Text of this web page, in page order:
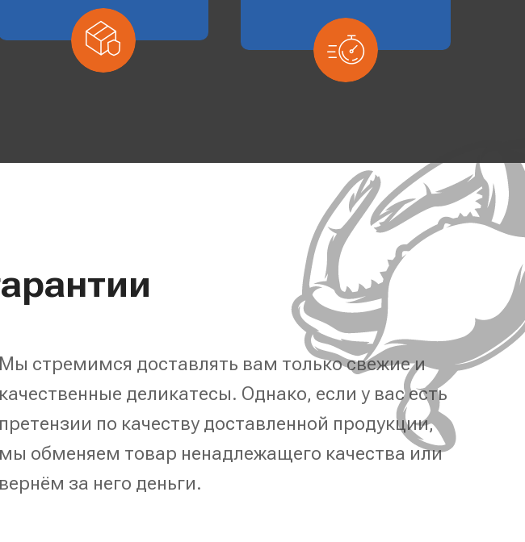
Мы стремимся доставлять вам только свежие и
качественные деликатесы. Однако, если у вас есть
претензии по качеству доставленной продукции,
мы обменяем товар ненадлежащего качества или
вернём за него деньги.